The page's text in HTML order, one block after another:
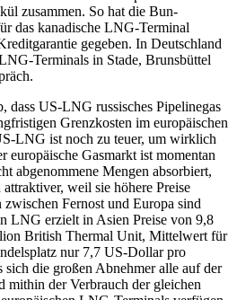
zusammen. So hat die Bun­
das kanadische LNG-Terminal
gegeben. In Deutschland
Termi­nals in Stade, Brunsbüttel
dass US-LNG russisches Pipelinegas
Grenzkosten im euro­päi­schen
LNG ist noch zu teuer, um wirklich
europäische Gas­markt ist momentan
abgenommene Mengen absor­biert,
weil sie höhere Preise
Fernost und Europa sind
LNG er­zielt in Asien Preise von 9,8
British Thermal Unit, Mittelwert für
nur 7,7 US-Dollar pro
die großen Abneh­mer alle auf der
mithin der Verbrauch der gleichen